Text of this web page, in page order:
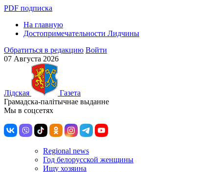
PDF подписка
На главную
Достопримечательности Лидчины
Обратиться в редакцию Войти
07 Августа 2026
Лiдская
Газета
Грамадска-палiтычнае выданне
Мы в соцсетях
Regional news
Год белорусской женщины
Ищу хозяина